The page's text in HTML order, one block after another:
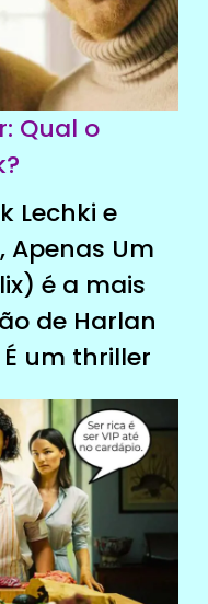
Qual o
Lechki e
Apenas Um
é a mais
de Harlan
um thriller